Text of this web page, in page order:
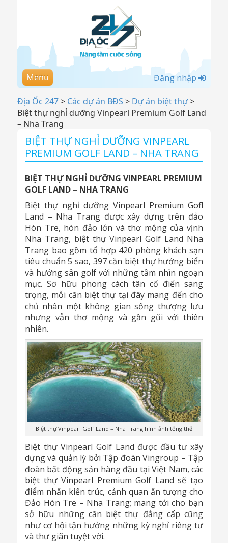
Menu Đăng nhập
Địa Ốc 247> Các dự án BĐS > Dự án biệt thự>
Biệt thự nghỉ dưỡng Vinpearl Premium Golf Land
– Nha Trang
BIỆT THỰ NGHỈ DƯỠNG VINPEARL
PREMIUM GOLF LAND – NHA TRANG
BIỆT THỰ NGHỈ DƯỠNG VINPEARL PREMIUM
GOLF LAND – NHA TRANG
Biệt thự nghỉ dưỡng Vinpearl Premium Gofl
Land – Nha Trang được xây dựng trên đảo
Hòn Tre, hòn đảo lớn và thơ mộng của vịnh
Nha Trang, biệt thự Vinpearl Golf Land Nha
Trang bao gồm tổ hợp 420 phòng khách sạn
tiêu chuẩn 5 sao, 397 căn biệt thự hướng biển
và hướng sân golf với những tầm nhìn ngoạn
mục. Sơ hữu phong cách tân cổ điển sang
trọng, mỗi căn biệt thự tại đây mang đến cho
chủ nhân một không gian sống thượng lưu
nhưng vẫn thơ mộng và gần gũi với thiên
nhiên.
Biệt thự Vinpearl Golf Land – Nha Trang hình ảnh tổng thể
Biệt thự Vinpearl Golf Land được đầu tư xây
dựng và quản lý bởi Tập đoàn Vingroup – Tập
đoàn bất động sản hàng đầu tại Việt Nam, các
biệt thự Vinpearl Premium Golf Land sẽ tạo
điểm nhấn kiến trúc, cảnh quan ấn tượng cho
Đảo Hòn Tre – Nha Trang; mang tới cho bạn
sở hữu những căn biệt thự đẳng cấp cũng
như cơ hội tận hưởng những kỳ nghỉ riêng tư
và thư giãn tuyệt vời.